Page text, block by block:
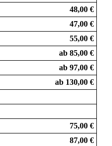
48,00 €
47,00 €
55,00 €
ab 85,00 €
ab 97,00 €
ab 130,00 €
75,00 €
87,00 €